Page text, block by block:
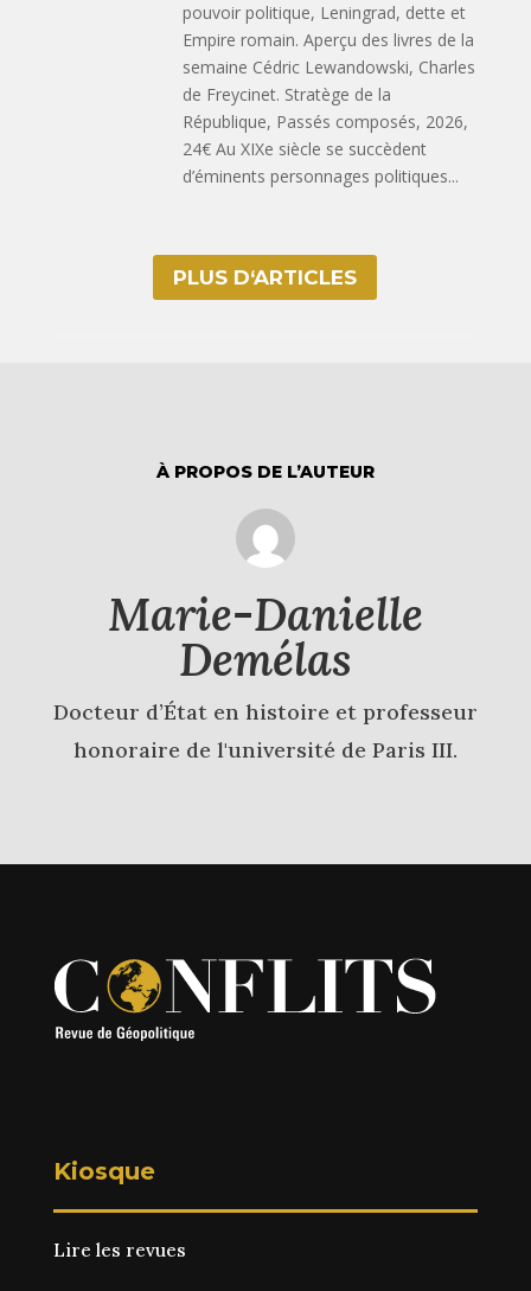
pouvoir politique, Leningrad, dette et
Empire romain. Aperçu des livres de la
semaine Cédric Lewandowski, Charles
de Freycinet. Stratège de la
République, Passés composés, 2026,
24€ Au XIXe siècle se succèdent
d’éminents personnages politiques...
PLUS D‘ARTICLES
À PROPOS DE L’AUTEUR
Marie-Danielle
Demélas
Docteur d’État en histoire et professeur
honoraire de l'université de Paris III.
Kiosque
Lire les revues